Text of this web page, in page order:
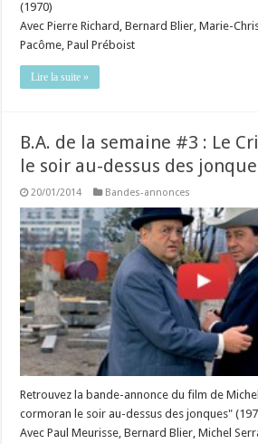
(1970)
Avec Pierre Richard, Bernard Blier, Marie-
Pacôme, Paul Préboist
Lire la suite »
B.A. de la semaine #3 : Le
le soir au-dessus des
20/01/2014 Bandes-annonces
Retrouvez la bande-annonce du film de
cormoran le soir au-dessus des jonques"
Avec Paul Meurisse, Bernard Blier, Michel